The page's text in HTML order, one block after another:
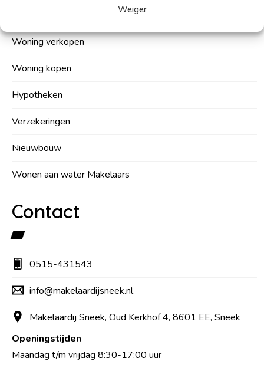
Weiger
Woning verkopen
Woning kopen
Hypotheken
Verzekeringen
Nieuwbouw
Wonen aan water Makelaars
Contact
0515-431543
info@makelaardijsneek.nl
Makelaardij Sneek, Oud Kerkhof 4, 8601 EE, Sneek
Openingstijden
Maandag t/m vrijdag 8:30-17:00 uur